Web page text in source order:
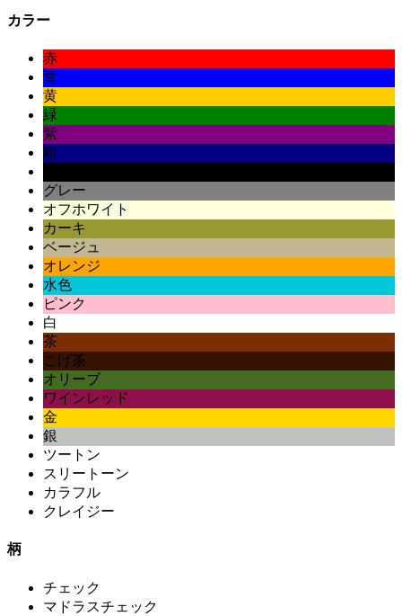
カラー
赤
青
黄
緑
紫
紺
グレー
オフホワイト
カーキ
ベージュ
オレンジ
水色
ピンク
白
茶
こげ茶
オリーブ
ワインレッド
金
銀
ツートン
スリートーン
カラフル
クレイジー
柄
チェック
マドラスチェック